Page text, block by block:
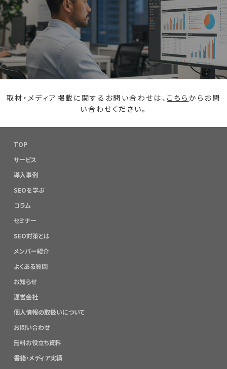
取材・メディア掲載に関するお問い合わせは、 こちら からお問
い合わせください。
TOP
サービス
導入事例
SEOを学ぶ
コラム
セミナー
SEO対策とは
メンバー紹介
よくある質問
お知らせ
運営会社
個人情報の取扱いについて
お問い合わせ
無料お役立ち資料
書籍・メディア実績